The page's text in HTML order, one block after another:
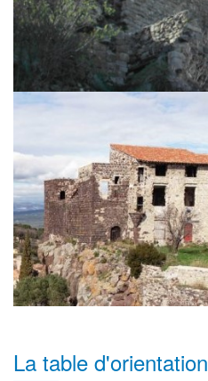
La table d'orientation